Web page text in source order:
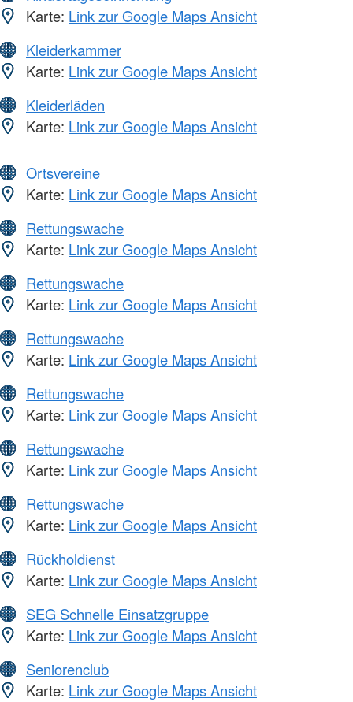
Karte: Link zur Google Maps Ansicht
Kleiderkammer
Karte: Link zur Google Maps Ansicht
Kleiderläden
Karte: Link zur Google Maps Ansicht
Ortsvereine
Karte: Link zur Google Maps Ansicht
Rettungswache
Karte: Link zur Google Maps Ansicht
Rettungswache
Karte: Link zur Google Maps Ansicht
Rettungswache
Karte: Link zur Google Maps Ansicht
Rettungswache
Karte: Link zur Google Maps Ansicht
Rettungswache
Karte: Link zur Google Maps Ansicht
Rettungswache
Karte: Link zur Google Maps Ansicht
Rückholdienst
Karte: Link zur Google Maps Ansicht
SEG Schnelle Einsatzgruppe
Karte: Link zur Google Maps Ansicht
Seniorenclub
Karte: Link zur Google Maps Ansicht